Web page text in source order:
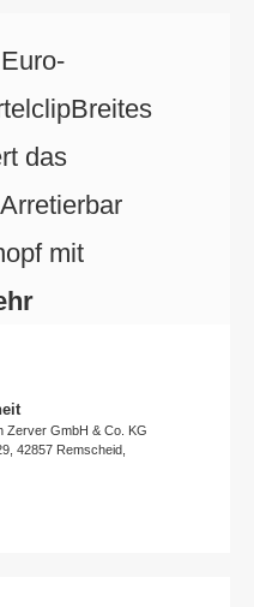
Euro-
das
mit
Zerver GmbH & Co. KG
42857 Remscheid,